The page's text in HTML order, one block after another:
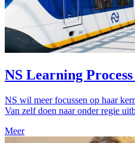
NS Learning
NS wil meer focussen op haar
Van zelf doen naar onder regie
Meer